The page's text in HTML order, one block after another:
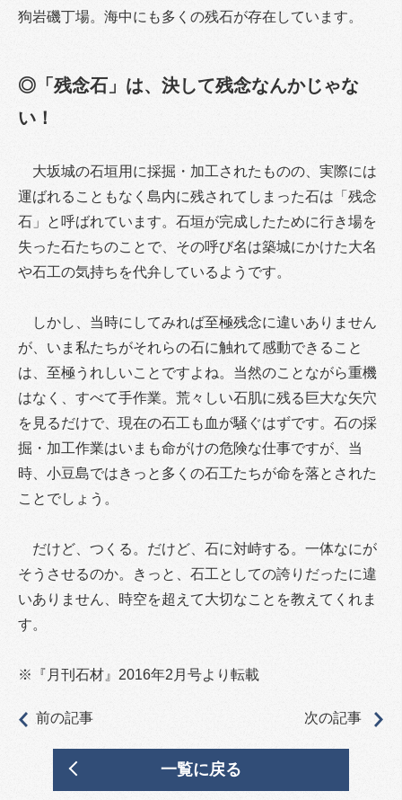
狗岩磯丁場。海中にも多くの残石が存在しています。
◎「残念石」は、決して残念なんかじゃな
い！
大坂城の石垣用に採掘・加工されたものの、実際には
運ばれることもなく島内に残されてしまった石は「残念
石」と呼ばれています。石垣が完成したために行き場を
失った石たちのことで、その呼び名は築城にかけた大名
や石工の気持ちを代弁しているようです。
しかし、当時にしてみれば至極残念に違いありません
が、いま私たちがそれらの石に触れて感動できること
は、至極うれしいことですよね。当然のことながら重機
はなく、すべて手作業。荒々しい石肌に残る巨大な矢穴
を見るだけで、現在の石工も血が騒ぐはずです。石の採
掘・加工作業はいまも命がけの危険な仕事ですが、当
時、小豆島ではきっと多くの石工たちが命を落とされた
ことでしょう。
だけど、つくる。だけど、石に対峙する。一体なにが
そうさせるのか。きっと、石工としての誇りだったに違
いありません、時空を超えて大切なことを教えてくれま
す。
※『月刊石材』2016年2月号より転載
前の記事 次の記事
一覧に戻る